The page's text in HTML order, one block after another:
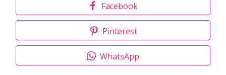
Facebook
Pinterest
WhatsApp